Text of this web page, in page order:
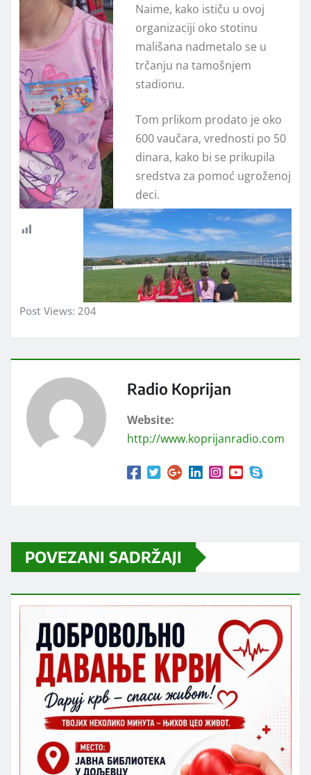
Naime, kako ističu u ovoj
organizaciji oko stotinu
mališana nadmetalo se u
trčanju na tamošnjem
stadionu.
Tom prlikom prodato je oko
600 vaučara, vrednosti po 50
dinara, kako bi se prikupila
sredstva za pomoć ugroženoj
deci.
Post Views: 204
Radio Koprijan
Website:
http://www.koprijanradio.com
POVEZANI SADRŽAJI